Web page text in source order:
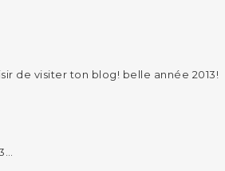
de visiter ton blog! belle année 2013!